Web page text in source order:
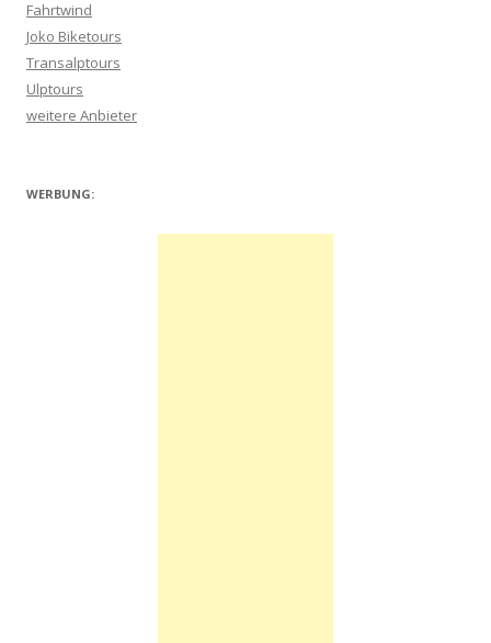
Fahrtwind
Joko Biketours
Transalptours
Ulptours
weitere Anbieter
WERBUNG: